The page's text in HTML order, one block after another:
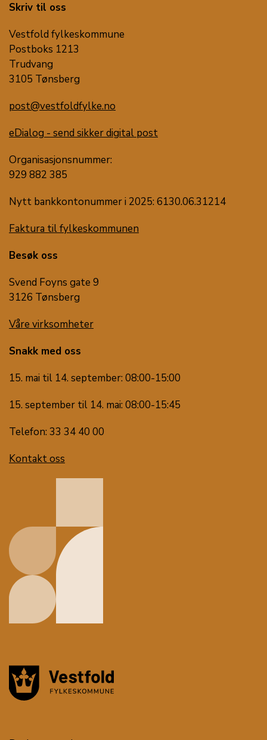
Skriv til oss
Vestfold fylkeskommune
Postboks 1213
Trudvang
3105 Tønsberg
post@vestfoldfylke.no
eDialog - send sikker digital post
Organisasjonsnummer:
929 882 385
Nytt bankkontonummer i 2025: 6130.06.31214
Faktura til fylkeskommunen
Besøk oss
Svend Foyns gate 9
3126 Tønsberg
Våre virksomheter
Snakk med oss
15. mai til 14. september: 08:00-15:00
15. september til 14. mai: 08:00-15:45
Telefon: 33 34 40 00
Kontakt oss